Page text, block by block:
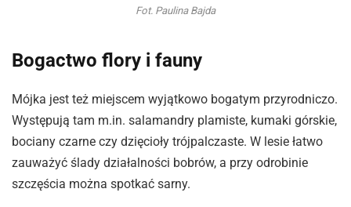
Fot. Paulina Bajda
Bogactwo flory i fauny
Mójka jest też miejscem wyjątkowo bogatym przyrodniczo.
Występują tam m.in. salamandry plamiste, kumaki górskie,
bociany czarne czy dzięcioły trójpalczaste. W lesie łatwo
zauważyć ślady działalności bobrów, a przy odrobinie
szczęścia można spotkać sarny.